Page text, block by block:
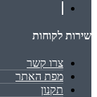
שירות לקוחות
צרו קשר
מפת האתר
תקנון